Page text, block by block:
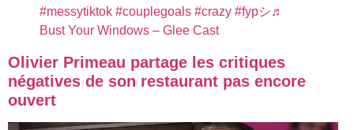
#messytiktok #couplegoals #crazy #fypシ♬
Bust Your Windows – Glee Cast
Olivier Primeau partage les critiques
négatives de son restaurant pas encore
ouvert